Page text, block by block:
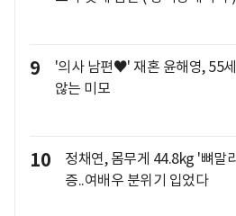
9
'의사 남편♥' 재혼 윤해영, 55세
않는 미모
10
정채연, 몸무게 44.8kg '뼈말
증..여배우 분위기 입었다